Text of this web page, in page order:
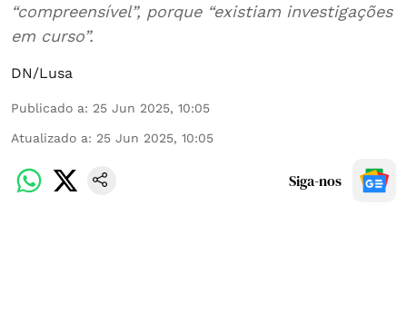
“compreensível”, porque “existiam investigações
em curso”.
DN/Lusa
Publicado a: 25 Jun 2025, 10:05
Atualizado a: 25 Jun 2025, 10:05
Siga-nos